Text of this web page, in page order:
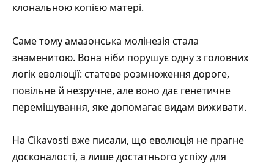
клональною копією матері.
Саме тому амазонська молінезія стала
знаменитою. Вона ніби порушує одну з головних
логік еволюції: статеве розмноження дороге,
повільне й незручне, але воно дає генетичне
перемішування, яке допомагає видам виживати.
На Cikavosti вже писали, що еволюція не прагне
досконалості, а лише достатнього успіху для